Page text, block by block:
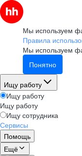
Мы используем
Правила
Мы используем
Понятно
Ищу работу
Ищу работу
Ищу работу
Ищу сотрудника
Сервисы
Помощь
Ещё